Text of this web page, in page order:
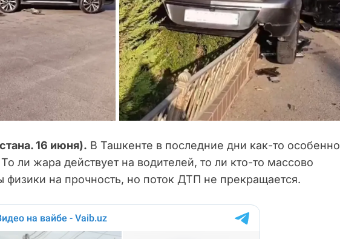
16 июня). В Ташкенте в последние дни как-то особенно
ли жара действует на водителей, то ли кто-то массово
физики на прочность, но поток ДТП не прекращается.